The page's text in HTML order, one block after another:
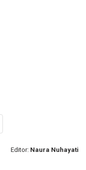
Editor: Naura Nuhayati